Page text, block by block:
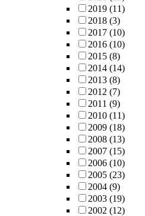
2019 (11)
2018 (3)
2017 (10)
2016 (10)
2015 (8)
2014 (14)
2013 (8)
2012 (7)
2011 (9)
2010 (11)
2009 (18)
2008 (13)
2007 (15)
2006 (10)
2005 (23)
2004 (9)
2003 (19)
2002 (12)